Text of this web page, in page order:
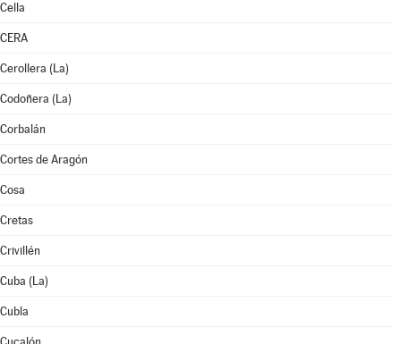
Cella
CERA
Cerollera (La)
Codoñera (La)
Corbalán
Cortes de Aragón
Cosa
Cretas
Crivillén
Cuba (La)
Cubla